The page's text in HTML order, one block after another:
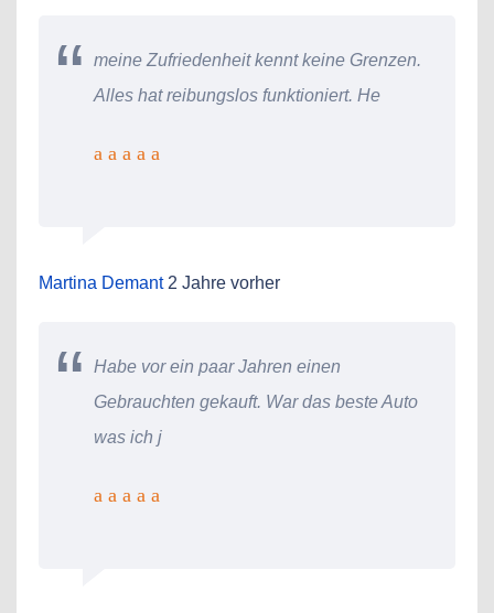
meine Zufriedenheit kennt keine Grenzen.
Alles hat reibungslos funktioniert. He
Martina Demant 2 Jahre vorher
Habe vor ein paar Jahren einen
Gebrauchten gekauft. War das beste Auto
was ich j